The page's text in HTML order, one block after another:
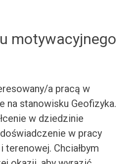
motywacyjnego
a pracą w
na stanowisku Geofizyka.
w dziedzinie
w pracy
terenowej. Chciałbym